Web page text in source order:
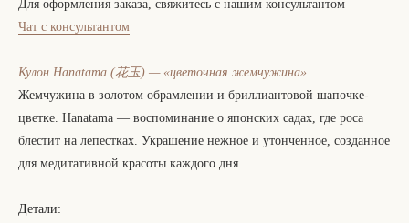
Для оформления заказа, свяжитесь с нашим консультантом
Чат с консультантом
Кулон Hanatama (花玉) — «цветочная жемчужина»
Жемчужина в золотом обрамлении и бриллиантовой шапочке-
цветке. Hanatama — воспоминание о японских садах, где роса
блестит на лепестках. Украшение нежное и утонченное, созданное
для медитативной красоты каждого дня.
Детали: